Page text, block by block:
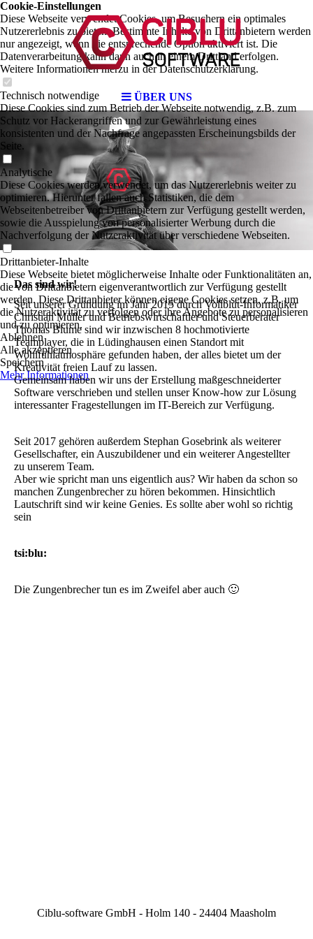
ÜBER UNS
Das sind wir!
Seit unserer Gründung im Jahr 2015 durch Vollblut-Informatiker
Christian Müller und Betriebswirtschaftler und Steuerberater
Thomas Blume sind wir inzwischen 8 hochmotivierte
Teamplayer, die in Lüdinghausen einen Standort mit
Wohlfühlatmosphäre gefunden haben, der alles bietet um der
Kreativität freien Lauf zu lassen.
Gemeinsam haben wir uns der Erstellung maßgeschneiderter
Software verschrieben und stellen unser Know-how zur Lösung
interessanter Fragestellungen im IT-Bereich zur Verfügung.
Seit 2017 gehören außerdem Stephan Gosebrink als weiterer
Gesellschafter, ein Auszubildener und ein weiterer Angestellter
zu unserem Team.
Aber wie spricht man uns eigentlich aus? Wir haben da schon so
manchen Zungenbrecher zu hören bekommen. Hinsichtlich
Lautschrift sind wir keine Genies. Es sollte aber wohl so richtig
sein
tsi:blu:
Die Zungenbrecher tun es im Zweifel aber auch 🙂
Ciblu-software GmbH - Holm 140 - 24404 Maasholm
Cookie-Einstellungen
Diese Webseite verwendet Cookies, um Besuchern ein optimales
Nutzererlebnis zu bieten. Bestimmte Inhalte von Drittanbietern werden
nur angezeigt, wenn die entsprechende Option aktiviert ist. Die
Datenverarbeitung kann dann auch in einem Drittland erfolgen.
Weitere Informationen hierzu in der Datenschutzerklärung.
Technisch notwendige
Diese Cookies sind zum Betrieb der Webseite notwendig, z.B. zum
Schutz vor Hackerangriffen und zur Gewährleistung eines
konsistenten und der Nachfrage angepassten Erscheinungsbilds der
Seite.
Analytische
Diese Cookies werden verwendet, um das Nutzererlebnis weiter zu
optimieren. Hierunter fallen auch Statistiken, die dem
Webseitenbetreiber von Drittanbietern zur Verfügung gestellt werden,
sowie die Ausspielung von personalisierter Werbung durch die
Nachverfolgung der Nutzeraktivität über verschiedene Webseiten.
Drittanbieter-Inhalte
Diese Webseite bietet möglicherweise Inhalte oder Funktionalitäten an,
die von Drittanbietern eigenverantwortlich zur Verfügung gestellt
werden. Diese Drittanbieter können eigene Cookies setzen, z.B. um
die Nutzeraktivität zu verfolgen oder ihre Angebote zu personalisieren
und zu optimieren.
Ablehnen
Alle akzeptieren
Speichern
Mehr Informationen